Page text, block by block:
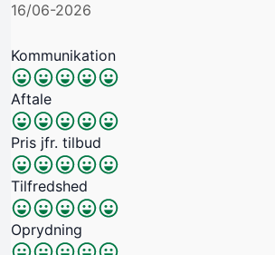
16/06-2026
Kommunikation
Aftale
Pris jfr. tilbud
Tilfredshed
Oprydning